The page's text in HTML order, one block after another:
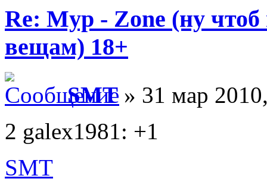
Re: Myp - Zone (ну
вещам) 18+
SMT» 31 мар
2 galex1981: +1
SMT